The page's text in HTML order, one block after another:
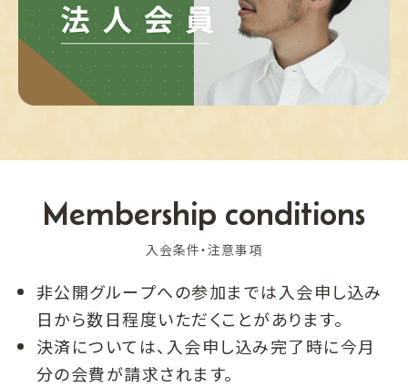
Membership conditions
入会条件・注意事項
非公開グループへの参加までは入会申し込み
日から数日程度いただくことがあります。
決済については、入会申し込み完了時に今月
分の会費が請求されます。